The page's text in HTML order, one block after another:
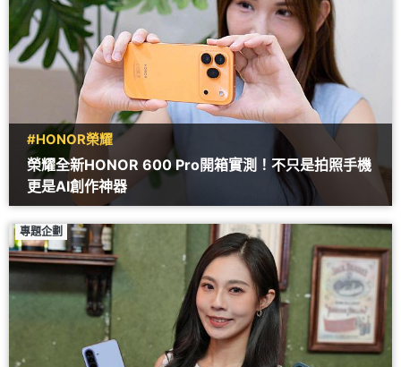
#HONOR榮耀
榮耀全新HONOR 600 Pro開箱實測！不只是拍照手機
更是AI創作神器
專題企劃